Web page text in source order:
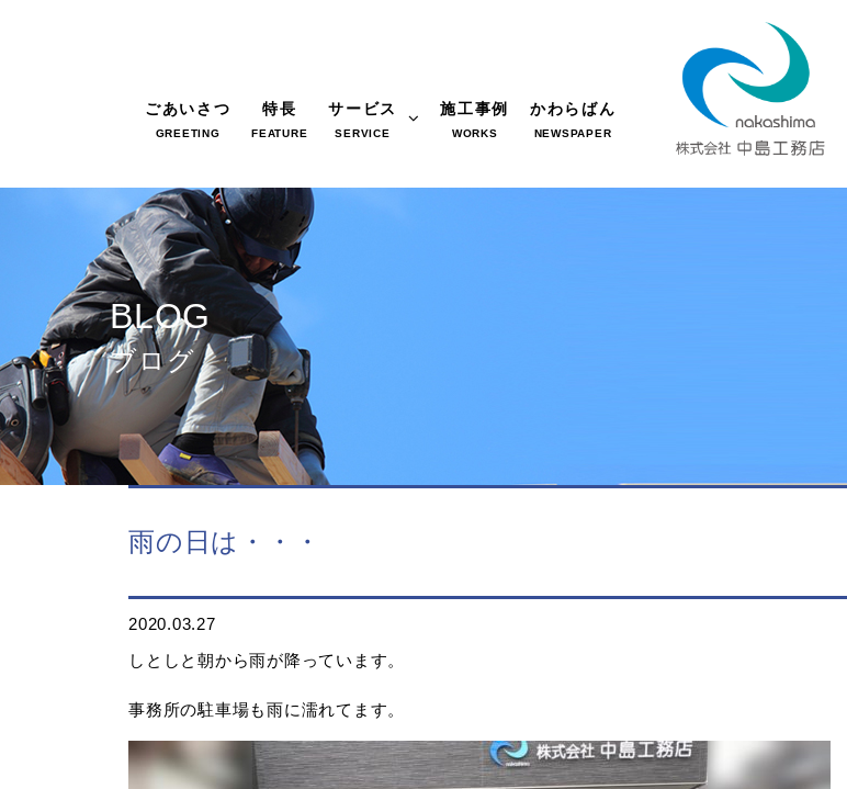
ごあいさつ
GREETING
特長
FEATURE
サービス
SERVICE
施工事例
WORKS
かわらばん
NEWSPAPER
BLOG
ブログ
雨の日は・・・
2020.03.27
しとしと朝から雨が降っています。
事務所の駐車場も雨に濡れてます。